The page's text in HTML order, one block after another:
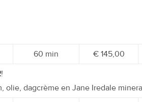
60 min € 145,00
!
olie, dagcrème en Jane Iredale